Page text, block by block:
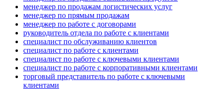
менеджер по продажам логистических услуг
менеджер по прямым продажам
менеджер по работе с договорами
руководитель отдела по работе с клиентами
специалист по обслуживанию клиентов
специалист по работе с клиентами
специалист по работе с ключевыми клиентами
специалист по работе с корпоративными клиентами
торговый представитель по работе с ключевыми
клиентами